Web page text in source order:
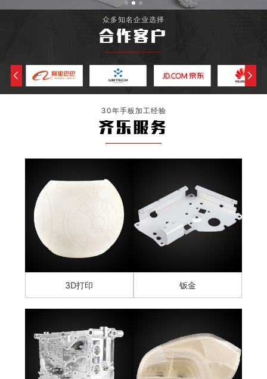
众多知名企业选择
合作客户
30年手板加工经验
齐乐服务
3D打印 钣金